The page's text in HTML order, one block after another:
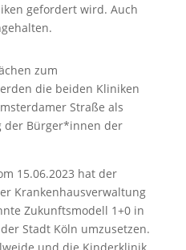
zum
die beiden Kliniken
Straße als
der Bürger*innen der
15.06.2023 hat der
Krankenhausverwaltung
Zukunftsmodell 1+0 in
Stadt Köln umzusetzen.